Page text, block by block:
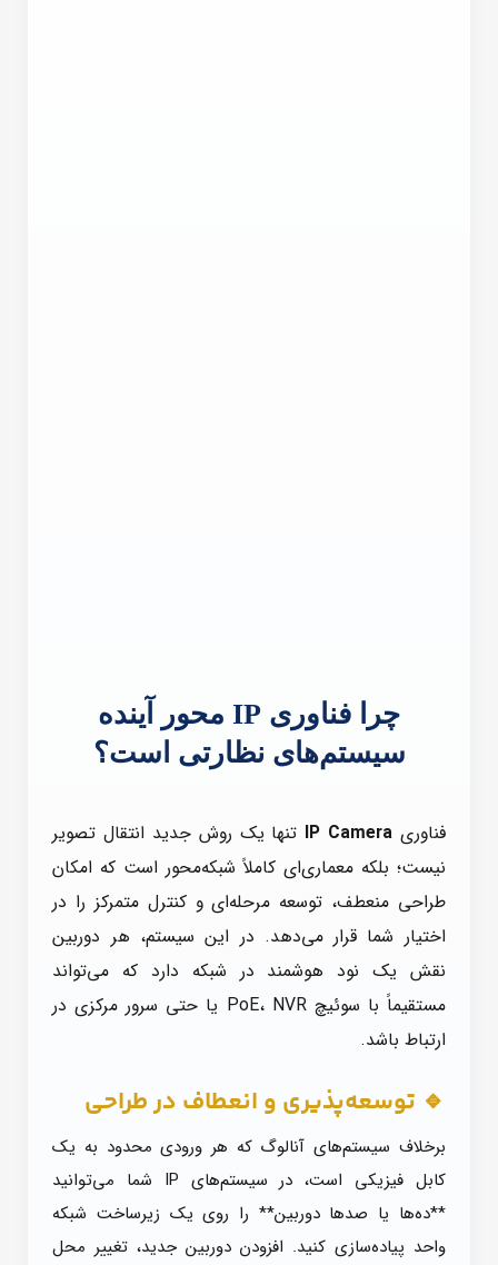
چرا فناوری IP محور آینده
سیستم‌های نظارتی است؟
فناوریIP Camera تنها یک روش جدید انتقال تصویر
نیست؛ بلکه معماری‌ای کاملاً شبکه‌محور است که امکان
طراحی منعطف، توسعه مرحله‌ای و کنترل متمرکز را در
اختیار شما قرار می‌دهد. در این سیستم، هر دوربین
نقش یک نود هوشمند در شبکه دارد که می‌تواند
مستقیماً با سوئیچ PoE، NVR یا حتی سرور مرکزی در
ارتباط باشد.
🔹 توسعه‌پذیری و انعطاف در طراحی
برخلاف سیستم‌های آنالوگ که هر ورودی محدود به یک
کابل فیزیکی است، در سیستم‌های IP شما می‌توانید
**ده‌ها یا صدها دوربین** را روی یک زیرساخت شبکه
واحد پیاده‌سازی کنید. افزودن دوربین جدید، تغییر محل